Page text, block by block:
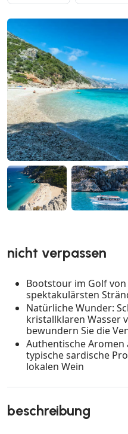
nicht verpassen
Bootstour im Golf
spektakulärsten
Natürliche Wunder:
kristallklaren Wasser
bewundern Sie die
Authentische Aromen
typische sardische
lokalen Wein
beschreibung